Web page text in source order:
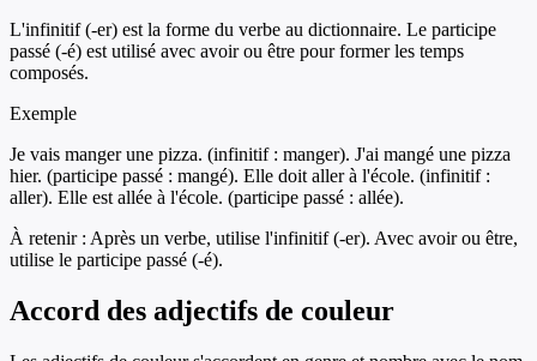
L'infinitif (-er) est la forme du verbe au dictionnaire. Le participe
passé (-é) est utilisé avec avoir ou être pour former les temps
composés.
Exemple
Je vais manger une pizza. (infinitif : manger). J'ai mangé une pizza
hier. (participe passé : mangé). Elle doit aller à l'école. (infinitif :
aller). Elle est allée à l'école. (participe passé : allée).
À retenir : Après un verbe, utilise l'infinitif (-er). Avec avoir ou être,
utilise le participe passé (-é).
Accord des adjectifs de couleur